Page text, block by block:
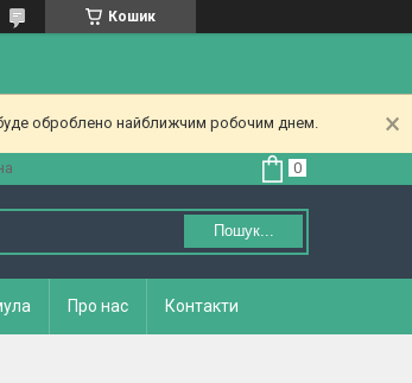
Кошик
оброблено найближчим робочим днем.
Пошук...
Про нас Контакти